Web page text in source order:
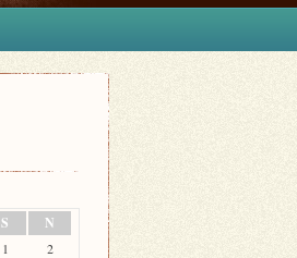
S N
1
2